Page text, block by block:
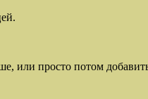
или просто потом